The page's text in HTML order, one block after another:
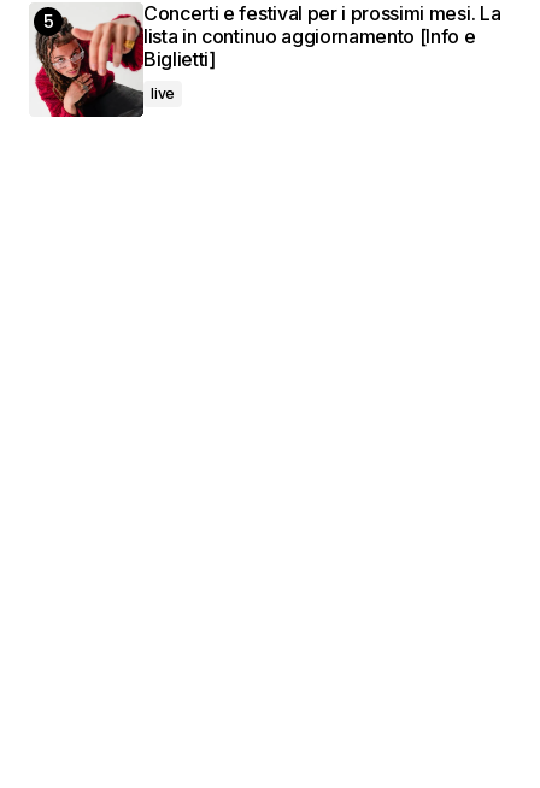
Concerti e festival per i prossimi mesi. La
lista in continuo aggiornamento [Info e
Biglietti]
live